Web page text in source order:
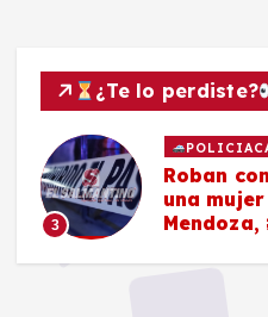
¿Te lo perdiste?
3
Roban
una